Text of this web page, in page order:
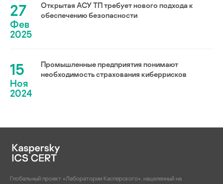
27
Фев
2025
Открытая АСУ ТП требует нового подхода к
обеспечению безопасности
15
Ноя
2024
Промышленные предприятия понимают
необходимость страхования киберрисков
Глобальный проект «Лаборатории Касперского», нацеленный на